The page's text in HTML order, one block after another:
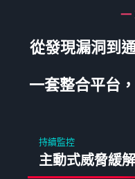
從發現漏洞到
一套整合平台
持續監控
主動式威脅緩解